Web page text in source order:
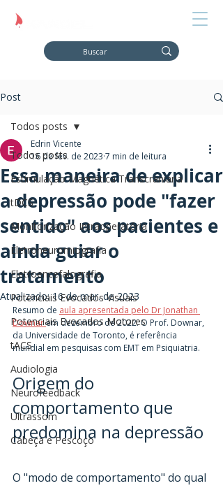
Post
Todos posts
Estimulação Magnética Transcraniana
tDCS
Monitorização Intraoperatória
Eletroneuromiografia
Eletroencefalografia
Potenciais Evocados Visuais
Potenciais Evocados Motores
tACS
Audiologia
Neurofeedback
Ultrassom
Cabeça e Pescoço
Todos posts
Essa maneira de explicar
a depressão pode "fazer
sentido" aos pacientes e
ainda guiar o
tratamento
Edrin Vicente
16 de fev. de 2023 7 min de leitura
Atualizado:16 de mar. de 2023
Resumo de aula apresentada pelo Dr Jonathan
Downar em dezembro de 2022. O Prof. Downar,
da Universidade de Toronto, é referência
mundial em pesquisas com EMT em Psiquiatria.
Origem do
comportamento que
predomina na depressão
O "modo de comportamento" do qual